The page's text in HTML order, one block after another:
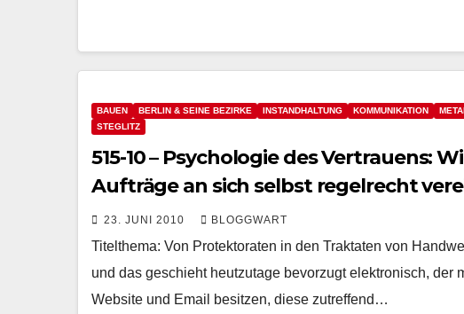
BAUEN BERLIN & SEINE BEZIRKE INSTANDHALTUNG KOMMUNIKATION
STEGLITZ
515-10 – Psychologie des Vertrauens:
Aufträge an sich selbst regelrecht
23. JUNI 2010 BLOGGWART
Titelthema: Von Protektoraten in den Traktaten von
und das geschieht heutzutage bevorzugt elektronisch, der
Website und Email besitzen, diese zutreffend…